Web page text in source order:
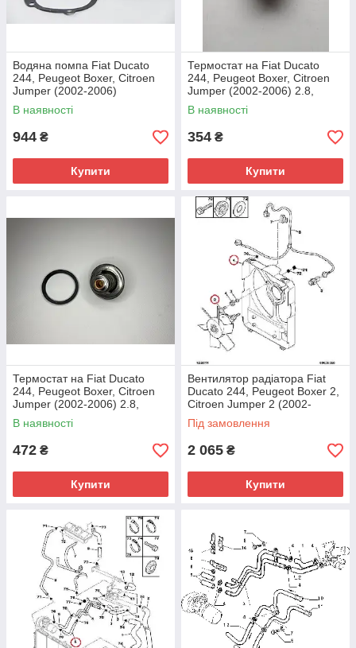
Водяна помпа Fiat Ducato
244, Peugeot Boxer, Citroen
Jumper (2002-2006)
2.0JTD/HDi, 1609402380,
1201C4
В наявності
944 ₴
Купити
Термостат на Fiat Ducato
244, Peugeot Boxer, Citroen
Jumper (2002-2006) 2.8,
500329622, 133890
В наявності
354 ₴
Купити
Термостат на Fiat Ducato
244, Peugeot Boxer, Citroen
Jumper (2002-2006) 2.8,
500329622, 133890
В наявності
472 ₴
Купити
Вентилятор радіатора Fiat
Ducato 244, Peugeot Boxer 2,
Citroen Jumper 2 (2002-
2006), 1347951080,
1328088080, GP, Італія
Під замовлення
2 065 ₴
Купити